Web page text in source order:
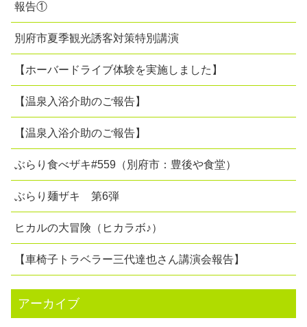
報告①
別府市夏季観光誘客対策特別講演
【ホーバードライブ体験を実施しました】
【温泉入浴介助のご報告】
【温泉入浴介助のご報告】
ぶらり食べザキ#559（別府市：豊後や食堂）
ぶらり麺ザキ 第6弾
ヒカルの大冒険（ヒカラボ♪）
【車椅子トラベラー三代達也さん講演会報告】
アーカイブ